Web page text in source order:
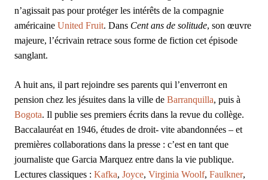
n’agissait pas pour protéger les intérêts de la compagnie
américaine United Fruit. Dans Cent ans de solitude, son œuvre
majeure, l’écrivain retrace sous forme de fiction cet épisode
sanglant.
A huit ans, il part rejoindre ses parents qui l’enverront en
pension chez les jésuites dans la ville de Barranquilla, puis à
Bogota. Il publie ses premiers écrits dans la revue du collège.
Baccalauréat en 1946, études de droit- vite abandonnées – et
premières collaborations dans la presse : c’est en tant que
journaliste que Garcia Marquez entre dans la vie publique.
Lectures classiques : Kafka, Joyce, Virginia Woolf, Faulkner,